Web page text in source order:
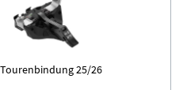
Tourenbindung 25/26